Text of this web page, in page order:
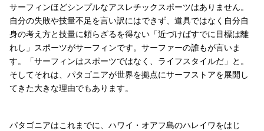
サーフィンほどシンプルなアスレチックスポーツはありません。
自分の失敗や技量不足を言い訳にはできず、道具ではなく自分自
身の考え方と技量に頼らざるを得ない「近づけばすでに目標は離
れし」スポーツがサーフィンです。サーファーの誰もが言いま
す。「サーフィンはスポーツではなく、ライフスタイルだ」と。
そしてそれは、パタゴニアが世界を拠点にサーフストアを展開し
てきた大きな理由でもあります。
パタゴニアはこれまでに、ハワイ・オアフ島のハレイワをはじ